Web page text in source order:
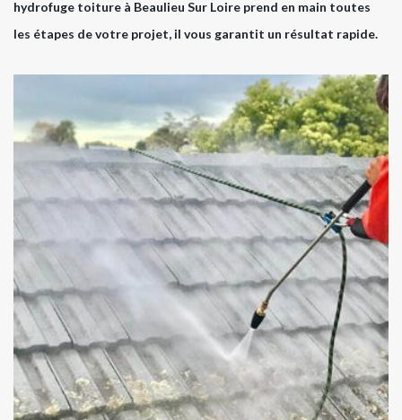
hydrofuge toiture à Beaulieu Sur Loire prend en main toutes
les étapes de votre projet, il vous garantit un résultat rapide.